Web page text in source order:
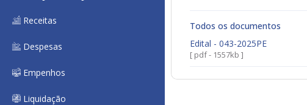
Receitas
Despesas
Empenhos
Liquidação
Todos os documentos
Edital - 043-2025PE
[ pdf - 1557kb ]